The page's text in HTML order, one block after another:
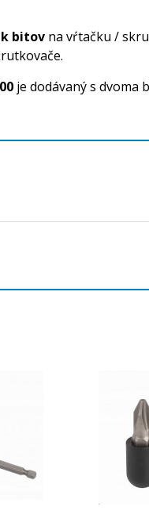
bitov na vŕtačku /
je dodávaný s dvoma